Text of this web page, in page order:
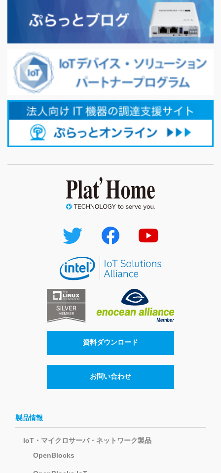
資料ダウンロード
お問い合わせ
製品情報
IoT・マイクロサーバ・ネットワーク製品
OpenBlocks